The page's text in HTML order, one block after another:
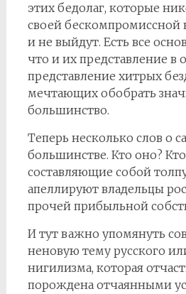
этих бедолаг, которые
своей
и не выйдут. Есть все
что и их представление в
представление хитрых
мечтающих обобрать
большинство.
Теперь несколько слов о
большинстве. Кто оно?
составляющие собой
апеллируют владельцы
прочей прибыльной
И тут важно упомянуть
неновую тему русского
нигилизма, которая
порождена отчаянными